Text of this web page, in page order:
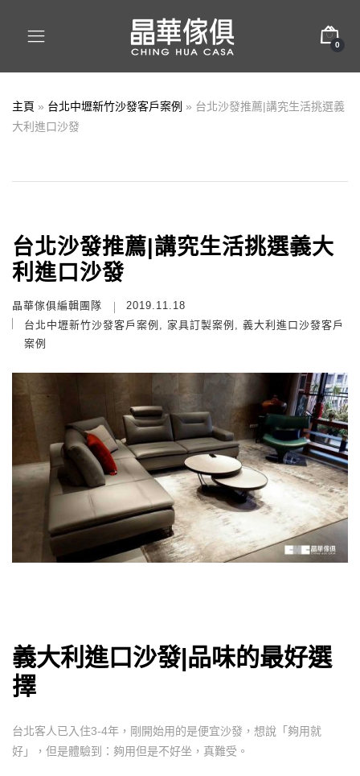
0
主頁 » 台北中壢新竹沙發客戶案例 » 台北沙發推薦|講究生活挑選義
大利進口沙發
台北沙發推薦|講究生活挑選義大
利進口沙發
晶華傢俱編輯團隊
2019.11.18
台北中壢新竹沙發客戶案例 , 家具訂製案例 , 義大利進口沙發客戶
案例
義大利進口沙發|品味的最好選
擇
台北客人已入住3-4年，剛開始用的是便宜沙發，想說「夠用就
好」，但是體驗到：夠用但是不好坐，真難受。